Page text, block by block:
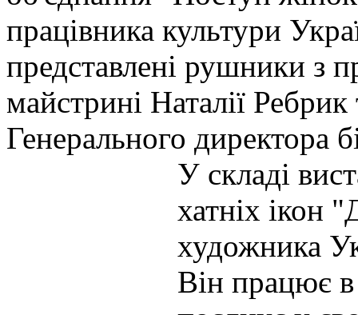
працівника культури
представлені рушники з
майстрині Наталії
Генерального директора
У складі
хатніх ікон
художника
Він працює в